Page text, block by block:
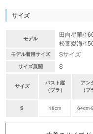
サイズ
モデル
田向星華/
松葉愛海/
モデル着用サイズ Sサイズ
サイズ展開 S
サイズ
バスト縦
（ブラ）
アン
（ブ
S 18cm 64cm-